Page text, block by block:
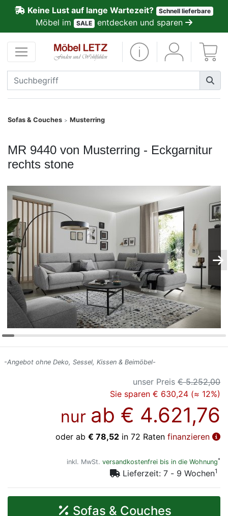
Keine Lust auf lange Wartezeit? Schnell lieferbare
Möbel im SALE entdecken und sparen
Sofas & Couches > Musterring
MR 9440 von Musterring - Eckgarnitur
rechts stone
-Angebot ohne Deko, Sessel, Kissen & Beimöbel-
unser Preis € 5.252,00
Sie sparen € 630,24 (≈ 12%)
nur ab € 4.621,76
oder ab € 78,52 in 72 Raten finanzieren
inkl. MwSt. versandkostenfrei bis in die Wohnung*
Lieferzeit: 7 - 9 Wochen1
Sofas & Couches
Kundenmeinungen
Anmelden
PREMIUM
Schnell
SALE
Möbel-
Konfigurator
Finanzierung
Markenwelt
Letz-
Deals